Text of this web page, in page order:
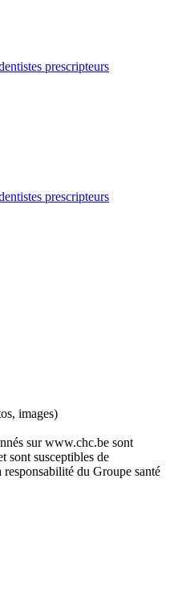
prescripteurs
prescripteurs
images)
sur www.chc.be sont
sont susceptibles de
du Groupe santé